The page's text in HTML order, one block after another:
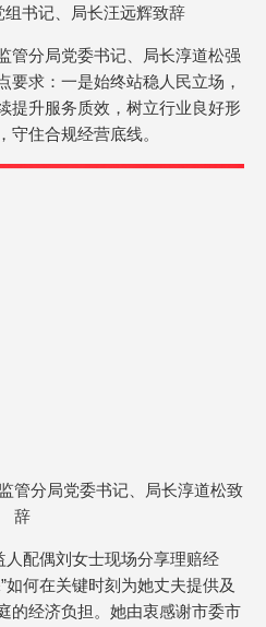
书记、局长汪远辉致辞
管分局党委书记、局长淳道松强
要求：一是始终站稳人民立场，
提升服务质效，树立行业良好形
守住合规经营底线。
管分局党委书记、局长淳道松致
辞
人配偶刘女士现场分享理赔经
如何在关键时刻为她丈夫提供及
的经济负担。她由衷感谢市委市